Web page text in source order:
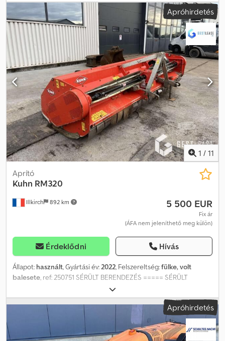
10” (200 x 255 mm) - Bevezető hengerrendszer: FörstGrip
bevezető hengerrendszer - Lendkerékrendszer: Felül nyitott
lendkerék 728 x 30 mm, dupla kés, 10'' - Motor: 55 LE Doosan dízel -
No Stress rendszer: AutoIntelligence „No Stress” egység - Behúzó
rendszer: Teljesen víz- és rezgésálló érintőpadok -
Tartálykapacitás: 35 liter - Zajszint: Lwa 122dB - Gép szélessége: 1
510 mm - Gép hossza: 2 020 mm - Gép magassága (kidobóval): 2
730 mm - Súly: 2 075 kg A változtatás, tévedés és közbenső eladás
jogát fenntartjuk = További információk = További információért
forduljon Jens Schlüterhez. Dcsdpfxowmv Eps Antjk
Apróhirdetés
1 / 11
Illkirch 892 km
Aprító
Kuhn RM320
5 500 EUR
Fix ár
(ÁFA nem jeleníthető meg külön)
Érdeklődni Hívás
Állapot: használt, Gyártási év:2022, Felszereltség:fülke, volt
balesete, ref: 250751 SÉRÜLT BERENDEZÉS ===== SÉRÜLT
BERENDEZÉS KÁROSODOTT GÉP BALESETI ANYAG =====
Hivatkozás: 260751 Típus: Vízszintes tengelyű szárzúzó Gyártmány:
Kuhn Modell: RM320 Évjárat: 2022 ----- FIGYELMEZTETÉS -----
Sérült berendezés / Damaged equipment / Verunglücktes
Material Eset leírása: ütközés fix tárggyal Eljárás: A berendezés
Apróhirdetés